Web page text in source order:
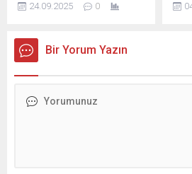
24.09.2025 0
Dick
Bir Yorum Yazın